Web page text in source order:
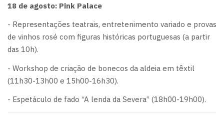
18 de agosto: Pink Palace
- Representações teatrais, entretenimento variado e provas
de vinhos rosé com figuras históricas portuguesas (a partir
das 10h).
- Workshop de criação de bonecos da aldeia em têxtil
(11h30-13h00 e 15h00-16h30).
- Espetáculo de fado “A lenda da Severa” (18h00-19h00).